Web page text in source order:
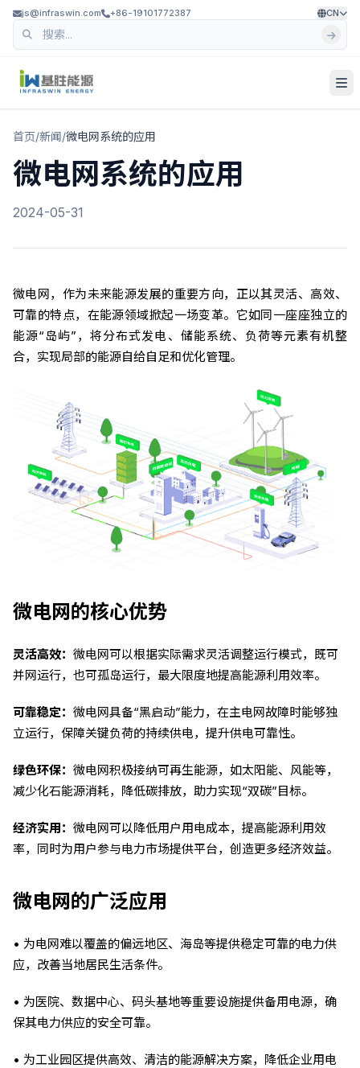
js@infraswin.com +86-19101772387 CN
首页/新闻/微电网系统的应用
微电网系统的应用
2024-05-31
微电网，作为未来能源发展的重要方向，正以其灵活、高效、
可靠的特点，在能源领域掀起一场变革。它如同一座座独立的
能源“岛屿”，将分布式发电、储能系统、负荷等元素有机整
合，实现局部的能源自给自足和优化管理。
微电网的核心优势
灵活高效： 微电网可以根据实际需求灵活调整运行模式，既可
并网运行，也可孤岛运行，最大限度地提高能源利用效率。
可靠稳定： 微电网具备“黑启动”能力，在主电网故障时能够独
立运行，保障关键负荷的持续供电，提升供电可靠性。
绿色环保： 微电网积极接纳可再生能源，如太阳能、风能等，
减少化石能源消耗，降低碳排放，助力实现“双碳”目标。
经济实用： 微电网可以降低用户用电成本，提高能源利用效
率，同时为用户参与电力市场提供平台，创造更多经济效益。
微电网的广泛应用
• 为电网难以覆盖的偏远地区、海岛等提供稳定可靠的电力供
应，改善当地居民生活条件。
• 为医院、数据中心、码头基地等重要设施提供备用电源，确
保其电力供应的安全可靠。
• 为工业园区提供高效、清洁的能源解决方案，降低企业用电